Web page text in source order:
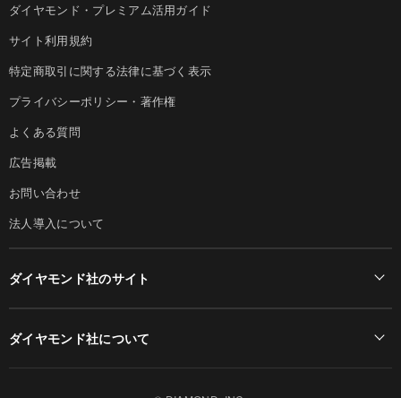
ダイヤモンド・プレミアム活用ガイド
サイト利用規約
特定商取引に関する法律に基づく表示
プライバシーポリシー・著作権
よくある質問
広告掲載
お問い合わせ
法人導入について
ダイヤモンド社のサイト
ダイヤモンド社について